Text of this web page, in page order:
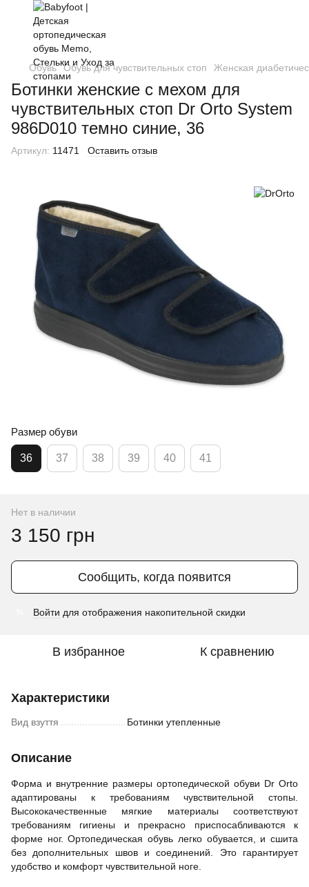
Обувь Обувь для чувствительных стоп Женская
Ботинки женские с мехом для
чувствительных стоп Dr Orto System
986D010 темно синие, 36
Артикул: 11471 Оставить отзыв
Размер обуви
36 37 38 39 40 41
Нет в наличии
3 150 грн
Сообщить, когда появится
Войти для отображения накопительной скидки
В избранное К сравнению
Характеристики
Вид взуття Ботинки утепленные
Описание
Форма и внутренние размеры ортопедической обуви Dr Orto
адаптированы к требованиям чувствительной стопы.
Высококачественные мягкие материалы соответствуют
требованиям гигиены и прекрасно приспосабливаются к
форме ног. Ортопедическая обувь легко обувается, и сшита
без дополнительных швов и соединений. Это гарантирует
удобство и комфорт чувствительной ноге.